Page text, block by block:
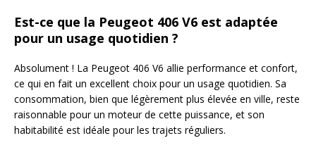
Est-ce que la Peugeot 406 V6 est adaptée
pour un usage quotidien ?
Absolument ! La Peugeot 406 V6 allie performance et confort,
ce qui en fait un excellent choix pour un usage quotidien. Sa
consommation, bien que légèrement plus élevée en ville, reste
raisonnable pour un moteur de cette puissance, et son
habitabilité est idéale pour les trajets réguliers.